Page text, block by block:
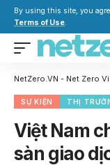
By using this site, you
Terms of Use.
NetZero.VN - Net Zero
SỰ KIỆN THỊ
Việt Nam
sàn giao